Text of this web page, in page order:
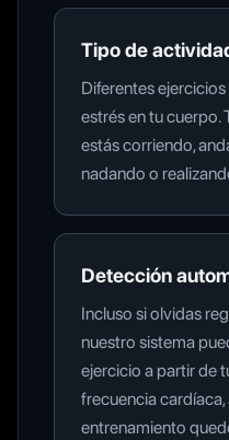
Tipo de
Diferentes
estrés en tu cuerpo.
estás corriendo,
nadando o
Detección
Incluso si olvidas
nuestro sistema
ejercicio a partir de
frecuencia
entrenamiento